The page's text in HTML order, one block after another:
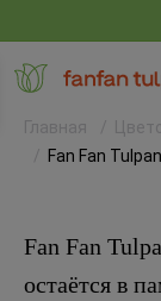
Главная
Fan Fan
Fan Fan
остаётся в